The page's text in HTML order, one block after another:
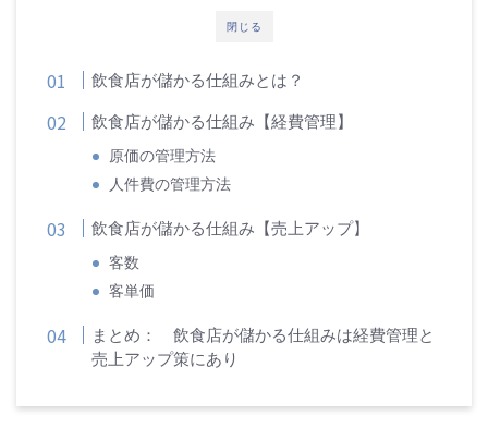
閉じる
飲食店が儲かる仕組みとは？
飲食店が儲かる仕組み【経費管理】
原価の管理方法
人件費の管理方法
飲食店が儲かる仕組み【売上アップ】
客数
客単価
まとめ： 飲食店が儲かる仕組みは経費管理と
売上アップ策にあり